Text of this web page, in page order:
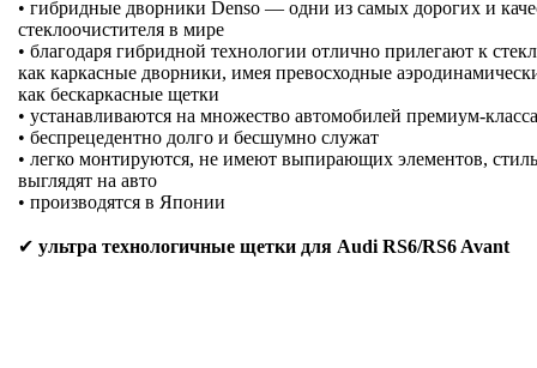
• гибридные дворники Denso — одни из самых дорогих и
стеклоочистителя в мире
• благодаря гибридной технологии отлично прилегают к
как каркасные дворники, имея превосходные
как бескаркасные щетки
• устанавливаются на множество автомобилей премиум-
• беспрецедентно долго и бесшумно служат
• легко монтируются, не имеют выпирающих элементов,
выглядят на авто
• производятся в Японии
✔ ультра технологичные щетки для Audi RS6/RS6 Avant